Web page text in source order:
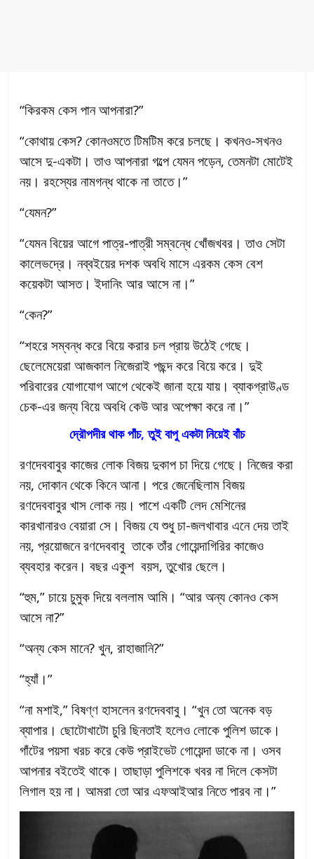
“কিরকম কেস পান আপনারা?”
“কোথায় কেস? কোনওমতে টিমটিম করে চলছে। কখনও-সখনও
আসে দু-একটা। তাও আপনারা গল্পে যেমন পড়েন, তেমনটা মোটেই
নয়। রহস্যের নামগন্ধ থাকে না তাতে।”
“যেমন?”
“যেমন বিয়ের আগে পাত্র-পাত্রী সম্বন্ধে খোঁজখবর। তাও সেটা
কালেভদ্রে। নব্বইয়ের দশক অবধি মাসে এরকম কেস বেশ
কয়েকটা আসত। ইদানিং আর আসে না।”
“কেন?”
“শহরে সম্বন্ধ করে বিয়ে করার চল প্রায় উঠেই গেছে।
ছেলেমেয়েরা আজকাল নিজেরাই পছন্দ করে বিয়ে করে। দুই
পরিবারের যোগাযোগ আগে থেকেই জানা হয়ে যায়। ব্যাকগ্রাউণ্ড
চেক-এর জন্য বিয়ে অবধি কেউ আর অপেক্ষা করে না।”
দ্রৌপদীর থাক পাঁচ, তুই বাপু একটা নিয়েই বাঁচ
রণদেববাবুর কাজের লোক বিজয় দুকাপ চা দিয়ে গেছে। নিজের করা
নয়, দোকান থেকে কিনে আনা। পরে জেনেছিলাম বিজয়
রণদেববাবুর খাস লোক নয়। পাশে একটি লেদ মেশিনের
কারখানারও বেয়ারা সে। বিজয় যে শুধু চা-জলখাবার এনে দেয় তাই
নয়, প্রয়োজনে রণদেববাবু তাকে তাঁর গোয়েন্দাগিরির কাজেও
ব্যবহার করেন। বছর একুশ বয়স, তুখোর ছেলে।
“হুম,” চায়ে চুমুক দিয়ে বললাম আমি। “আর অন্য কোনও কেস
আসে না?”
“অন্য কেস মানে? খুন, রাহাজানি?”
“হ্যাঁ।”
“না মশাই,” বিষণ্ণ হাসলেন রণদেববাবু। “খুন তো অনেক বড়
ব্যাপার। ছোটোখাটো চুরি ছিনতাই হলেও লোকে পুলিশ ডাকে।
গাঁটের পয়সা খরচ করে কেউ প্রাইভেট গোয়েন্দা ডাকে না। ওসব
আপনার বইতেই থাকে। তাছাড়া পুলিশকে খবর না দিলে কেসটা
লিগাল হয় না। আমরা তো আর এফআইআর নিতে পারব না।”